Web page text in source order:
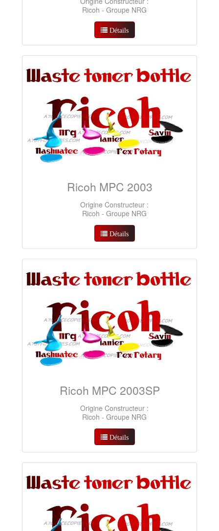
Ricoh - Groupe NRG
Détails
Ricoh MPC 2003
Origine Constructeur :
Ricoh - Groupe NRG
Détails
Ricoh MPC 2003SP
Origine Constructeur :
Ricoh - Groupe NRG
Détails